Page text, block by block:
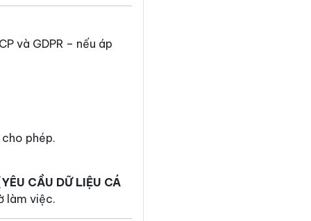
và GDPR – nếu áp
phép.
[YÊU CẦU DỮ LIỆU CÁ
làm việc.